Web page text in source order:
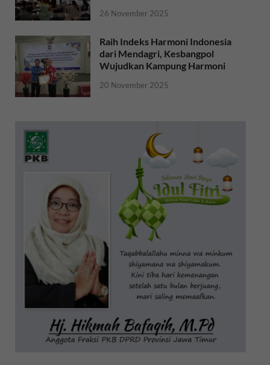
26 November 2025
Raih Indeks Harmoni Indonesia
dari Mendagri, Kesbangpol
Wujudkan Kampung Harmoni
20 November 2025